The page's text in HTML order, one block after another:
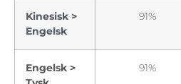
Kinesisk >
Engelsk
91%
Engelsk >
91%